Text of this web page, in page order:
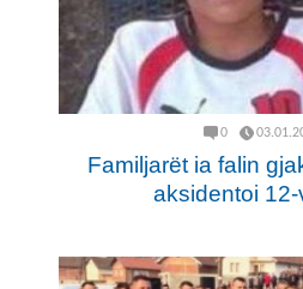
0
Familjarët ia falin
aksidentoi